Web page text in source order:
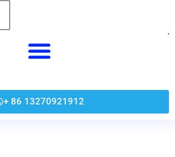
+ 86 13270921912